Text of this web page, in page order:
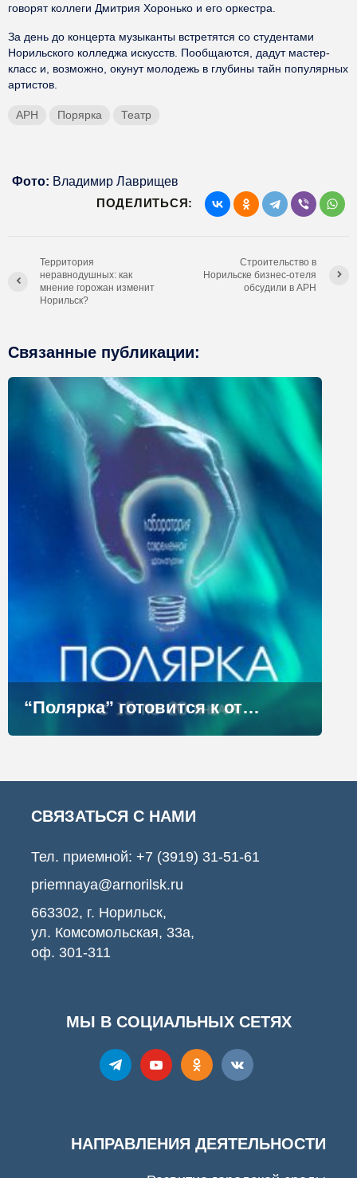
говорят коллеги Дмитрия Хоронько и его оркестра.
За день до концерта музыканты встретятся со студентами
Норильского колледжа искусств. Пообщаются, дадут мастер-
класс и, возможно, окунут молодежь в глубины тайн популярных
артистов.
АРН Порярка Театр
Фото: Владимир Лаврищев
ПОДЕЛИТЬСЯ:
Территория
неравнодушных: как
мнение горожан изменит
Норильск?
Строительство в
Норильске бизнес-отеля
обсудили в АРН
Связанные публикации:
“Полярка” готовится к открытию
СВЯЗАТЬСЯ С НАМИ
Тел. приемной: +7 (3919) 31-51-61
priemnaya@arnorilsk.ru
663302, г. Норильск,
ул. Комсомольская, 33а,
оф. 301-311
МЫ В СОЦИАЛЬНЫХ СЕТЯХ
НАПРАВЛЕНИЯ ДЕЯТЕЛЬНОСТИ